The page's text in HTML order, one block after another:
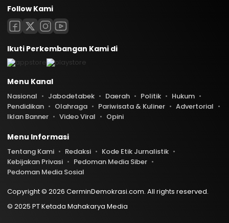
Follow Kami
Ikuti Perkembangan Kami di
Menu Kanal
Nasional Jabodetabek Daerah Politik
Hukum
Pendidikan
Olahraga Pariwisata & Kuliner
Advertorial
Iklan Banner
Video Viral Opini
Menu Informasi
Tentang Kami Redaksi
Kode Etik Jurnalistik
Kebijakan Privasi
Pedoman Media Siber
Pedoman Media Sosial
Copyright © 2026 CerminDemokrasi.com. All rights reserved.
© 2025 PT Ketada Mahakarya Media